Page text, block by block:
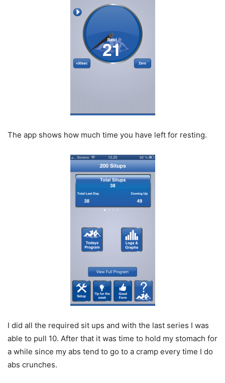
The app shows how much time you have left for resting.
I did all the required sit ups and with the last series I was
able to pull 10. After that it was time to hold my stomach for
a while since my abs tend to go to a cramp every time I do
abs crunches.